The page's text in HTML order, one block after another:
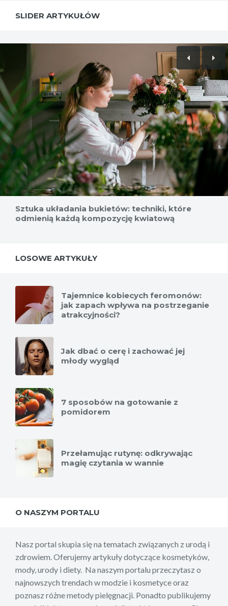
SLIDER ARTYKUŁÓW
Sztuka układania bukietów: techniki, które
odmienią każdą kompozycję kwiatową
LOSOWE ARTYKUŁY
Tajemnice kobiecych feromonów:
jak zapach wpływa na postrzeganie
atrakcyjności?
Jak dbać o cerę i zachować jej
młody wygląd
7 sposobów na gotowanie z
pomidorem
Przełamując rutynę: odkrywając
magię czytania w wannie
O NASZYM PORTALU
Nasz portal skupia się na tematach związanych z urodą i
zdrowiem. Oferujemy artykuły dotyczące kosmetyków,
mody, urody i diety. Na naszym portalu przeczytasz o
najnowszych trendach w modzie i kosmetyce oraz
poznasz różne metody pielęgnacji. Ponadto publikujemy